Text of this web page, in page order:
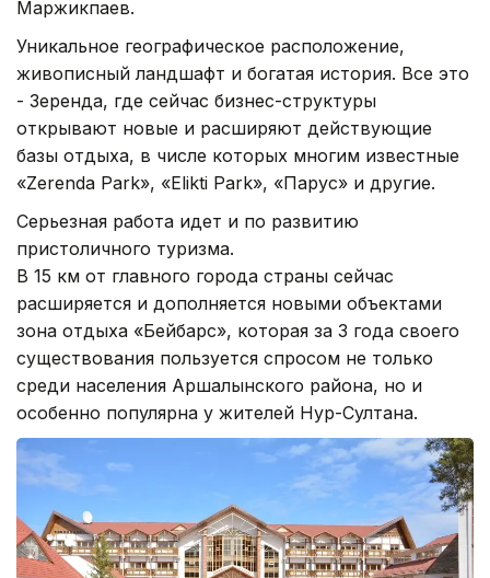
Маржикпаев.
Уникальное географическое расположение,
живописный ландшафт и богатая история. Все это
- Зеренда, где сейчас бизнес-структуры
открывают новые и расширяют действующие
базы отдыха, в числе которых многим известные
«Zerenda Park», «Elikti Park», «Парус» и другие.
Серьезная работа идет и по развитию
пристоличного туризма.
В 15 км от главного города страны сейчас
расширяется и дополняется новыми объектами
зона отдыха «Бейбарс», которая за 3 года своего
существования пользуется спросом не только
среди населения Аршалынского района, но и
особенно популярна у жителей Нур-Султана.